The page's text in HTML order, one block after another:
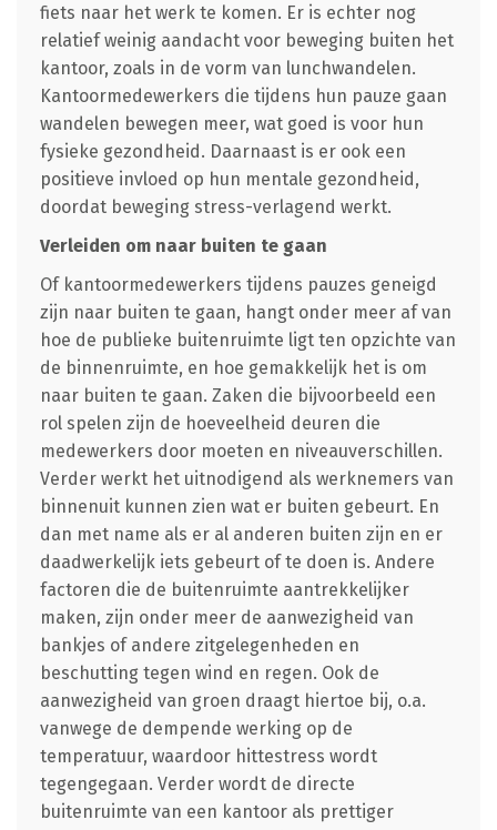
fiets naar het werk te komen. Er is echter nog
relatief weinig aandacht voor beweging buiten het
kantoor, zoals in de vorm van lunchwandelen.
Kantoormedewerkers die tijdens hun pauze gaan
wandelen bewegen meer, wat goed is voor hun
fysieke gezondheid. Daarnaast is er ook een
positieve invloed op hun mentale gezondheid,
doordat beweging stress-verlagend werkt.
Verleiden om naar buiten te gaan
Of kantoormedewerkers tijdens pauzes geneigd
zijn naar buiten te gaan, hangt onder meer af van
hoe de publieke buitenruimte ligt ten opzichte van
de binnenruimte, en hoe gemakkelijk het is om
naar buiten te gaan. Zaken die bijvoorbeeld een
rol spelen zijn de hoeveelheid deuren die
medewerkers door moeten en niveauverschillen.
Verder werkt het uitnodigend als werknemers van
binnenuit kunnen zien wat er buiten gebeurt. En
dan met name als er al anderen buiten zijn en er
daadwerkelijk iets gebeurt of te doen is. Andere
factoren die de buitenruimte aantrekkelijker
maken, zijn onder meer de aanwezigheid van
bankjes of andere zitgelegenheden en
beschutting tegen wind en regen. Ook de
aanwezigheid van groen draagt hiertoe bij, o.a.
vanwege de dempende werking op de
temperatuur, waardoor hittestress wordt
tegengegaan. Verder wordt de directe
buitenruimte van een kantoor als prettiger